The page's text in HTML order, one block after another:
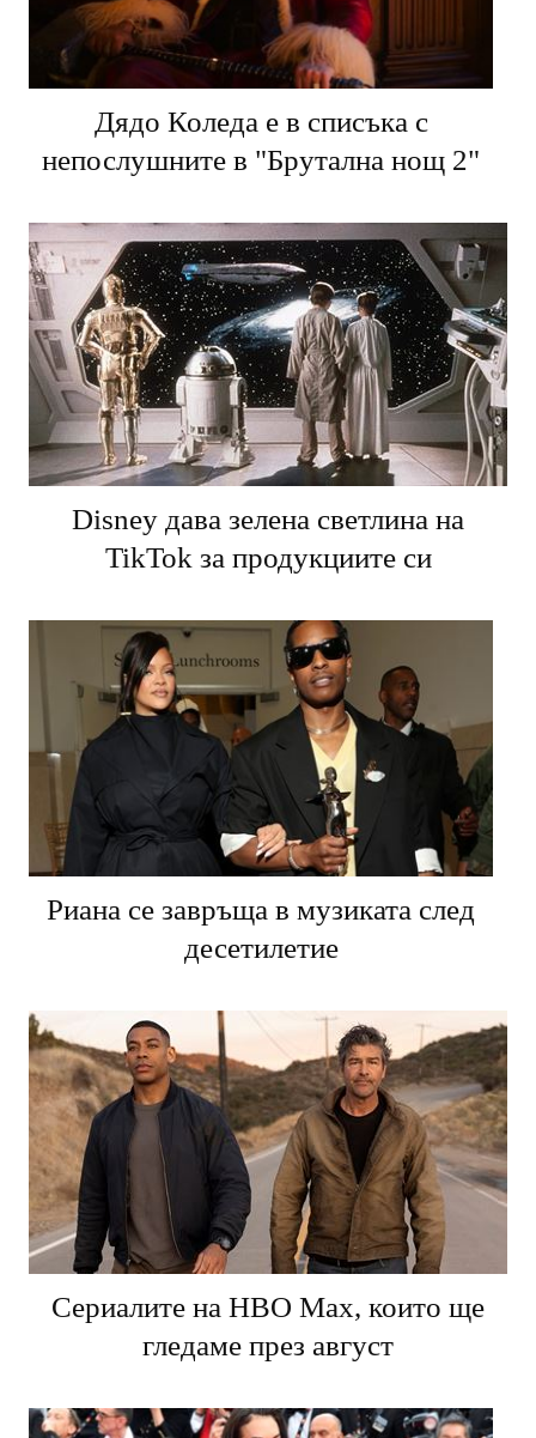
Дядо Коледа е в списъка с
непослушните в "Брутална нощ 2"
Disney дава зелена светлина на
TikTok за продукциите си
Риана се завръща в музиката след
десетилетие
Сериалите на HBO Max, които ще
гледаме през август